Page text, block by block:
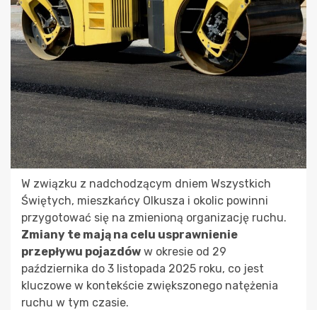
W związku z nadchodzącym dniem Wszystkich
Świętych, mieszkańcy Olkusza i okolic powinni
przygotować się na zmienioną organizację ruchu.
Zmiany te mają na celu usprawnienie
przepływu pojazdów w okresie od 29
października do 3 listopada 2025 roku, co jest
kluczowe w kontekście zwiększonego natężenia
ruchu w tym czasie.